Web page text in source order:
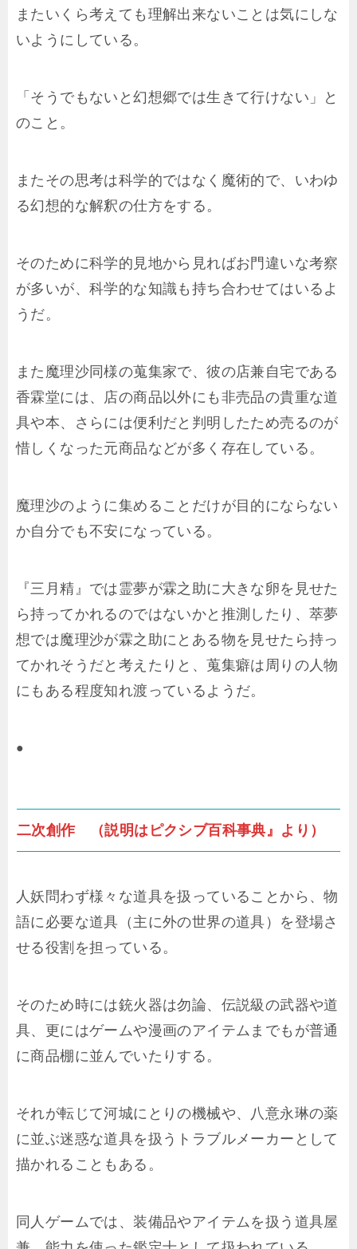
またいくら考えても理解出来ないことは気にしな
いようにしている。
「そうでもないと幻想郷では生きて行けない」と
のこと。
またその思考は科学的ではなく魔術的で、いわゆ
る幻想的な解釈の仕方をする。
そのために科学的見地から見ればお門違いな考察
が多いが、科学的な知識も持ち合わせてはいるよ
うだ。
また魔理沙同様の蒐集家で、彼の店兼自宅である
香霖堂には、店の商品以外にも非売品の貴重な道
具や本、さらには便利だと判明したため売るのが
惜しくなった元商品などが多く存在している。
魔理沙のように集めることだけが目的にならない
か自分でも不安になっている。
『三月精』では霊夢が霖之助に大きな卵を見せた
ら持ってかれるのではないかと推測したり、萃夢
想では魔理沙が霖之助にとある物を見せたら持っ
てかれそうだと考えたりと、蒐集癖は周りの人物
にもある程度知れ渡っているようだ。
●
二次創作 （説明はピクシブ百科事典』より）
人妖問わず様々な道具を扱っていることから、物
語に必要な道具（主に外の世界の道具）を登場さ
せる役割を担っている。
そのため時には銃火器は勿論、伝説級の武器や道
具、更にはゲームや漫画のアイテムまでもが普通
に商品棚に並んでいたりする。
それが転じて河城にとりの機械や、八意永琳の薬
に並ぶ迷惑な道具を扱うトラブルメーカーとして
描かれることもある。
同人ゲームでは、装備品やアイテムを扱う道具屋